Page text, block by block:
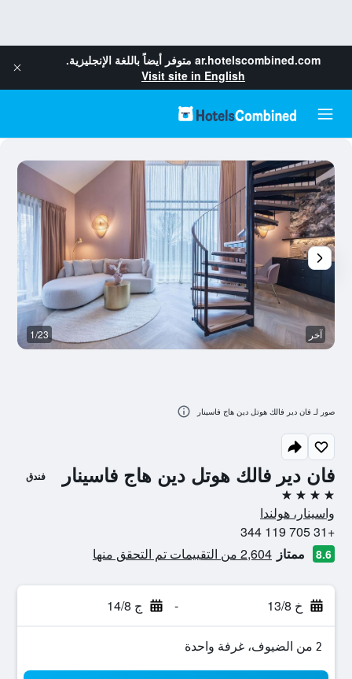
ar.hotelscombined.com متوفر أيضاً باللغة الإنجليزية.
Visit site in English
فان دير فالك هوتل دين هاج فاسينار فندق
4 نجوم
واسينار، هولندا
+31 705 119 344
8.6 ممتاز 2,604 من التقييمات تم التحقق منها
خ 13/8 - ج 14/8
2 من الضيوف، غرفة واحدة
آخر 1/23
صور لـ فان دير فالك هوتل دين هاج فاسينار